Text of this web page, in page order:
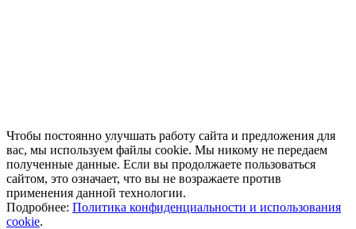
Чтобы постоянно улучшать работу сайта и предложения для
вас, мы используем файлы cookie. Мы никому не передаем
полученные данные. Если вы продолжаете пользоваться
сайтом, это означает, что вы не возражаете против
применения данной технологии.
Подробнее: Политика конфиденциальности и использования
cookie.